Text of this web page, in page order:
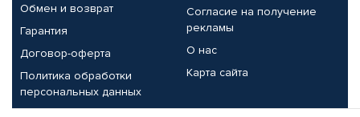
Обмен и возврат
Гарантия
Договор-оферта
Политика обработки
персональных данных
Согласие на получение
рекламы
О нас
Карта сайта